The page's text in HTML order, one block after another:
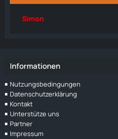
Simon
Informationen
Nutzungsbedingungen
Datenschutzerklärung
Kontakt
Unterstütze uns
Partner
Impressum